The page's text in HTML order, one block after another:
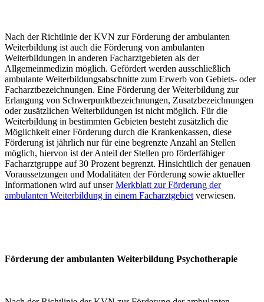
Nach der Richtlinie der KVN zur Förderung der ambulanten
Weiterbildung ist auch die Förderung von ambulanten
Weiterbildungen in anderen Facharztgebieten als der
Allgemeinmedizin möglich. Gefördert werden ausschließlich
ambulante Weiterbildungsabschnitte zum Erwerb von Gebiets- oder
Facharztbezeichnungen. Eine Förderung der Weiterbildung zur
Erlangung von Schwerpunktbezeichnungen, Zusatzbezeichnungen
oder zusätzlichen Weiterbildungen ist nicht möglich. Für die
Weiterbildung in bestimmten Gebieten besteht zusätzlich die
Möglichkeit einer Förderung durch die Krankenkassen, diese
Förderung ist jährlich nur für eine begrenzte Anzahl an Stellen
möglich, hiervon ist der Anteil der Stellen pro förderfähiger
Facharztgruppe auf 30 Prozent begrenzt. Hinsichtlich der genauen
Voraussetzungen und Modalitäten der Förderung sowie aktueller
Informationen wird auf unserMerkblatt zur Förderung der
ambulanten Weiterbildung in einem Facharztgebiet verwiesen.
Förderung der ambulanten Weiterbildung Psychotherapie